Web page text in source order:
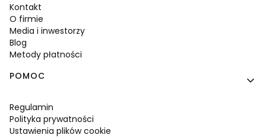
Kontakt
O firmie
Media i inwestorzy
Blog
Metody płatności
POMOC
Regulamin
Polityka prywatności
Ustawienia plików cookie